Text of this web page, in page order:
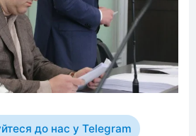
до нас у Telegram